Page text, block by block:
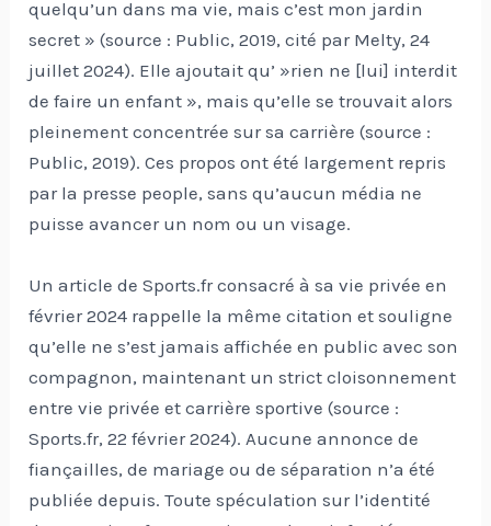
quelqu’un dans ma vie, mais c’est mon jardin
secret » (source : Public, 2019, cité par Melty, 24
juillet 2024). Elle ajoutait qu’ »rien ne [lui] interdit
de faire un enfant », mais qu’elle se trouvait alors
pleinement concentrée sur sa carrière (source :
Public, 2019). Ces propos ont été largement repris
par la presse people, sans qu’aucun média ne
puisse avancer un nom ou un visage.
Un article de Sports.fr consacré à sa vie privée en
février 2024 rappelle la même citation et souligne
qu’elle ne s’est jamais affichée en public avec son
compagnon, maintenant un strict cloisonnement
entre vie privée et carrière sportive (source :
Sports.fr, 22 février 2024). Aucune annonce de
fiançailles, de mariage ou de séparation n’a été
publiée depuis. Toute spéculation sur l’identité